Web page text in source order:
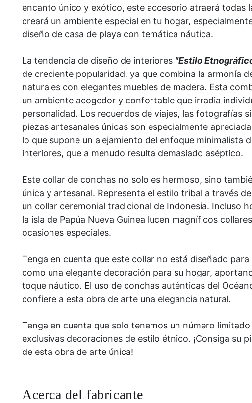
encanto único y exótico, este accesorio atraerá todas
creará un ambiente especial en tu hogar,
diseño de casa de playa con temática náutica.
La tendencia de diseño de interiores "Estilo
de creciente popularidad, ya que combina la armonía
naturales con elegantes muebles de madera. Esta
un ambiente acogedor y confortable que irradia
personalidad. Los recuerdos de viajes, las fotografías
piezas artesanales únicas son especialmente
lo que supone un alejamiento del enfoque minimalista
interiores, que a menudo resulta demasiado aséptico.
Este collar de conchas no solo es hermoso, sino
única y artesanal. Representa el estilo tribal a través
un collar ceremonial tradicional de Indonesia. Incluso
la isla de Papúa Nueva Guinea lucen magníficos
ocasiones especiales.
Tenga en cuenta que este collar no está diseñado para
como una elegante decoración para su hogar,
toque náutico. El uso de conchas auténticas del
confiere a esta obra de arte una elegancia natural.
Tenga en cuenta que solo tenemos un número
exclusivas decoraciones de estilo étnico. ¡Consiga su
de esta obra de arte única!
Acerca del fabricante